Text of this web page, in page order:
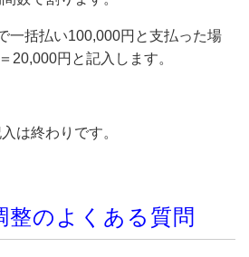
一括払い100,000円と支払った場
20,000円と記入します。
は終わりです。
整のよくある質問